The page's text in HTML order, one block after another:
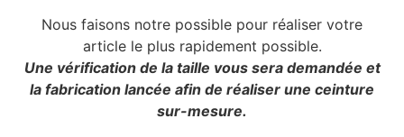
Nous faisons notre possible pour réaliser votre
article le plus rapidement possible.
Une vérification de la taille vous sera demandée et
la fabrication lancée afin de réaliser une ceinture
sur-mesure.